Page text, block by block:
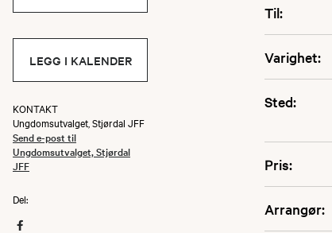
Til:
Varighet:
Sted:
Pris:
Arrangør:
LEGG I KALENDER
KONTAKT
Ungdomsutvalget, Stjørdal JFF
Send e-post til
Ungdomsutvalget, Stjørdal
JFF
Del: